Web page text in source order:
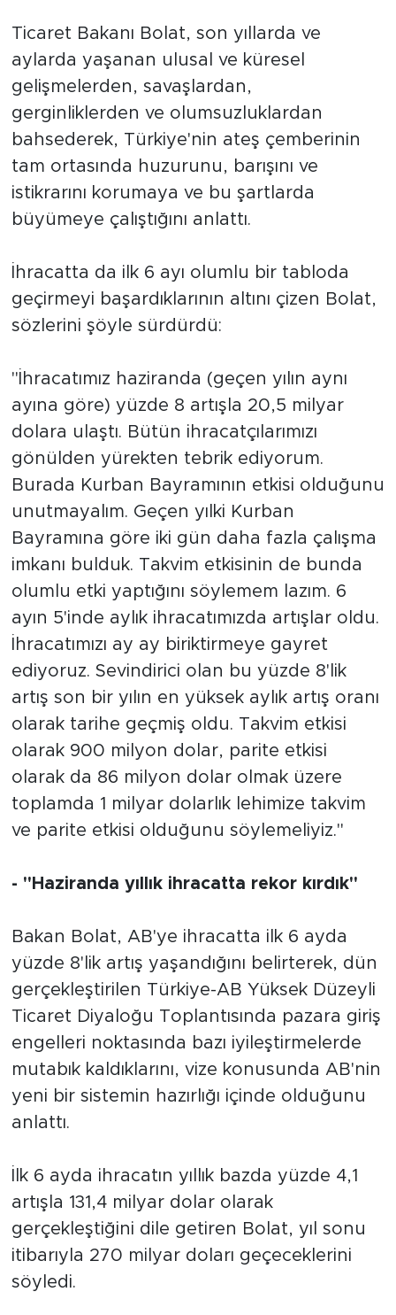
Ticaret Bakanı Bolat, son yıllarda ve
aylarda yaşanan ulusal ve küresel
gelişmelerden, savaşlardan,
gerginliklerden ve olumsuzluklardan
bahsederek, Türkiye'nin ateş çemberinin
tam ortasında huzurunu, barışını ve
istikrarını korumaya ve bu şartlarda
büyümeye çalıştığını anlattı.
İhracatta da ilk 6 ayı olumlu bir tabloda
geçirmeyi başardıklarının altını çizen Bolat,
sözlerini şöyle sürdürdü:
"İhracatımız haziranda (geçen yılın aynı
ayına göre) yüzde 8 artışla 20,5 milyar
dolara ulaştı. Bütün ihracatçılarımızı
gönülden yürekten tebrik ediyorum.
Burada Kurban Bayramının etkisi olduğunu
unutmayalım. Geçen yılki Kurban
Bayramına göre iki gün daha fazla çalışma
imkanı bulduk. Takvim etkisinin de bunda
olumlu etki yaptığını söylemem lazım. 6
ayın 5'inde aylık ihracatımızda artışlar oldu.
İhracatımızı ay ay biriktirmeye gayret
ediyoruz. Sevindirici olan bu yüzde 8'lik
artış son bir yılın en yüksek aylık artış oranı
olarak tarihe geçmiş oldu. Takvim etkisi
olarak 900 milyon dolar, parite etkisi
olarak da 86 milyon dolar olmak üzere
toplamda 1 milyar dolarlık lehimize takvim
ve parite etkisi olduğunu söylemeliyiz."
- "Haziranda yıllık ihracatta rekor kırdık"
Bakan Bolat, AB'ye ihracatta ilk 6 ayda
yüzde 8'lik artış yaşandığını belirterek, dün
gerçekleştirilen Türkiye-AB Yüksek Düzeyli
Ticaret Diyaloğu Toplantısında pazara giriş
engelleri noktasında bazı iyileştirmelerde
mutabık kaldıklarını, vize konusunda AB'nin
yeni bir sistemin hazırlığı içinde olduğunu
anlattı.
İlk 6 ayda ihracatın yıllık bazda yüzde 4,1
artışla 131,4 milyar dolar olarak
gerçekleştiğini dile getiren Bolat, yıl sonu
itibarıyla 270 milyar doları geçeceklerini
söyledi.